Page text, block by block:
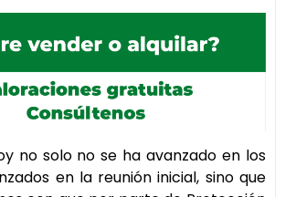
no solo no se ha avanzado en los
en la reunión inicial, sino que